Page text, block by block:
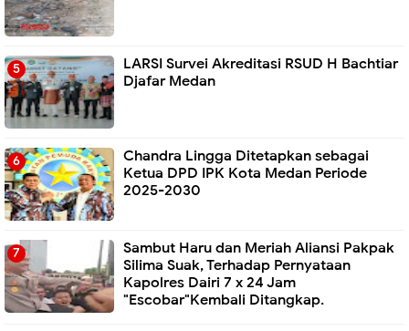
LARSI Survei Akreditasi RSUD H Bachtiar
Djafar Medan
Chandra Lingga Ditetapkan sebagai
Ketua DPD IPK Kota Medan Periode
2025-2030
Sambut Haru dan Meriah Aliansi Pakpak
Silima Suak, Terhadap Pernyataan
Kapolres Dairi 7 x 24 Jam
"Escobar"Kembali Ditangkap.